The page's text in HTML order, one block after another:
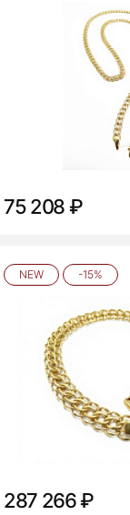
75 208 ₽
NEW -15%
287 266 ₽